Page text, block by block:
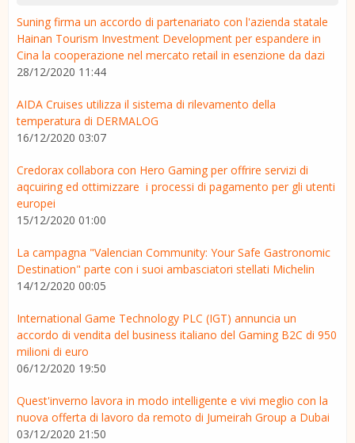
Suning firma un accordo di partenariato con l'azienda statale
Hainan Tourism Investment Development per espandere in
Cina la cooperazione nel mercato retail in esenzione da dazi
28/12/2020 11:44
AIDA Cruises utilizza il sistema di rilevamento della
temperatura di DERMALOG
16/12/2020 03:07
Credorax collabora con Hero Gaming per offrire servizi di
aqcuiring ed ottimizzare i processi di pagamento per gli utenti
europei
15/12/2020 01:00
La campagna "Valencian Community: Your Safe Gastronomic
Destination" parte con i suoi ambasciatori stellati Michelin
14/12/2020 00:05
International Game Technology PLC (IGT) annuncia un
accordo di vendita del business italiano del Gaming B2C di 950
milioni di euro
06/12/2020 19:50
Quest'inverno lavora in modo intelligente e vivi meglio con la
nuova offerta di lavoro da remoto di Jumeirah Group a Dubai
03/12/2020 21:50